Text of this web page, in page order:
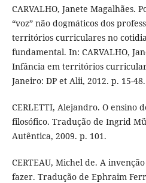
CARVALHO, Janete Magalhães.
“voz” não dogmáticos dos
territórios curriculares no
fundamental. In: CARVALHO,
Infância em territórios
Janeiro: DP et Alii, 2012. p. 15-48.
CERLETTI, Alejandro. O ensino
filosófico. Tradução de Ingrid
Autêntica, 2009. p. 101.
CERTEAU, Michel de. A
fazer. Tradução de Ephraim